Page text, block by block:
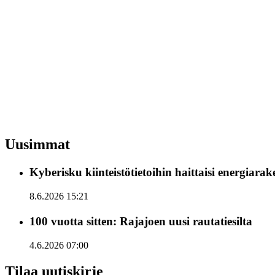
Uusimmat
Kyberisku kiinteistötietoihin haittaisi
8.6.2026 15:21
100 vuotta sitten: Rajajoen uusi rautatiesilta
4.6.2026 07:00
Tilaa uutiskirje